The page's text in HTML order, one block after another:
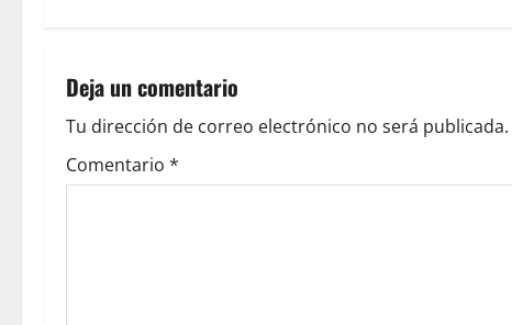
n
a
v
Deja un comentario
Tu dirección de correo electrónico no será publicada.
Comentario *